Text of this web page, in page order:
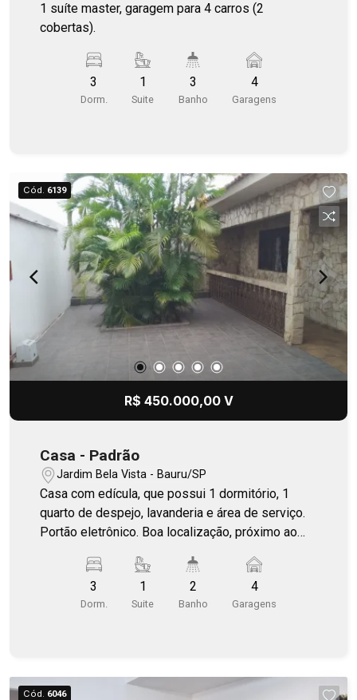
1 suíte master, garagem para 4 carros (2
cobertas).
3
Dorm.
1
Suite
3
Banho
4
Garagens
Cód. 6139
R$ 450.000,00 V
Casa - Padrão
Jardim Bela Vista - Bauru/SP
Casa com edícula, que possui 1 dormitório, 1
quarto de despejo, lavanderia e área de serviço.
Portão eletrônico. Boa localização, próximo ao
3
Dorm.
1
Suite
2
Banho
4
Garagens
Cód. 6046